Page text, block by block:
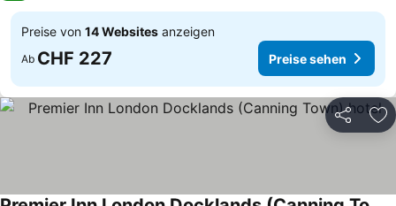
Preise von 14 Websites anzeigen
Ab CHF 227 Preise sehen
Teilen